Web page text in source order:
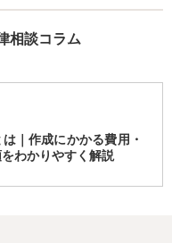
相談コラム
｜作成にかかる費用・
わかりやすく解説